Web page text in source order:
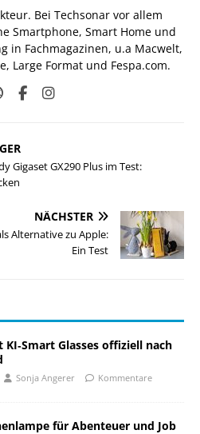
Bei Techsonar vor allem
Smartphone, Smart Home und
in Fachmagazinen, u.a Macwelt,
Large Format und Fespa.com.
Gigaset GX290 Plus im Test:
NÄCHSTER
Alternative zu Apple:
Ein Test
Glasses offiziell nach
Sonja Angerer
Kommentare
für Abenteuer und Job